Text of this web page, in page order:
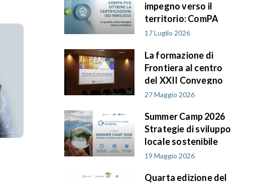
impegno verso il
territorio: ComPA
FVG ottiene la
9001:2015
17 Luglio 2026
La formazione di
Frontiera al centro
del XXII Convegno
AIF PA in FVG
27 Maggio 2026
Summer Camp 2026
Strategie di sviluppo
locale sostenibile
19 Maggio 2026
Quarta edizione del